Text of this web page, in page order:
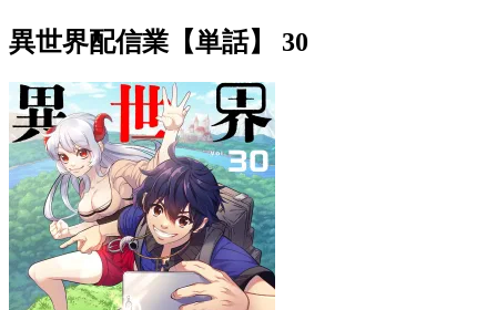
異世界配信業【単話】 30